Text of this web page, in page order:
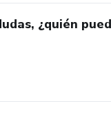
¿quién